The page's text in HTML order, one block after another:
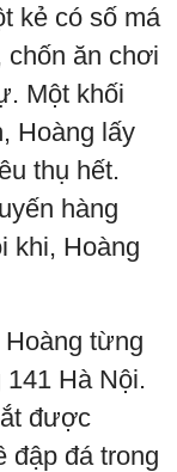
kẻ có số má
chốn ăn chơi
Một khối
Hoàng lấy
thụ hết.
hàng
khi, Hoàng
từng
Hà Nội.
được
đập đá trong